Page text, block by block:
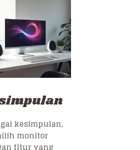
kesimpulan,
monitor